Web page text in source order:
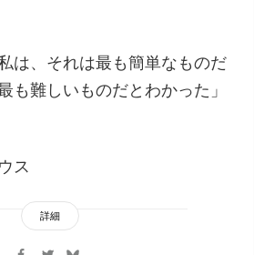
は、それは最も簡単なものだ
も難しいものだとわかった」
ス
詳細